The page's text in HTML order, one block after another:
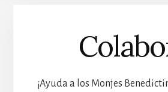
¡Ayuda a los Monjes